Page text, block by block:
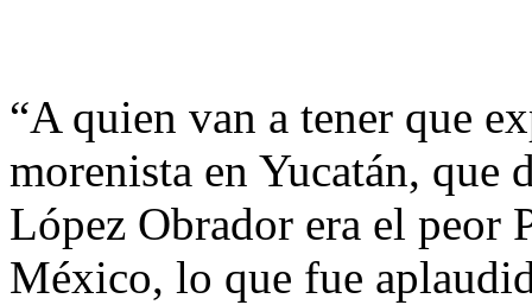
“A quien van a tener que
morenista en Yucatán,
López Obrador era el peor
México, lo que fue